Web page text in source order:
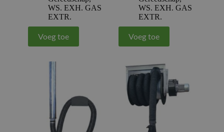
WS. EXH. GAS
EXTR.
Voeg toe
WS. EXH. GAS
EXTR.
Voeg toe